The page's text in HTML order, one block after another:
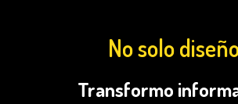
No solo
Transformo